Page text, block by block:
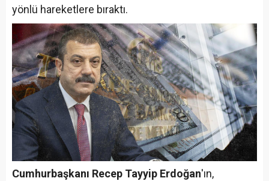
yönlü hareketlere bıraktı.
Cumhurbaşkanı Recep Tayyip Erdoğan'ın,